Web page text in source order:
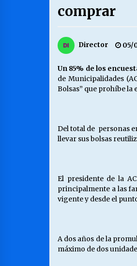
13/
16/
30/
comprar
Director 05/
Un 85% de los
de Municipalidades
Bolsas” que prohíbe
Del total de personas
llevar sus bolsas
El presidente de la
principalmente a las
vigente y desde el
A dos años de la
máximo de dos